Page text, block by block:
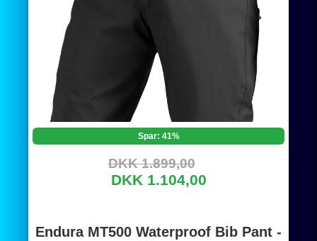
Spar: 41%
DKK 1.899,00
DKK 1.104,00
Endura MT500 Waterproof Bib Pant -